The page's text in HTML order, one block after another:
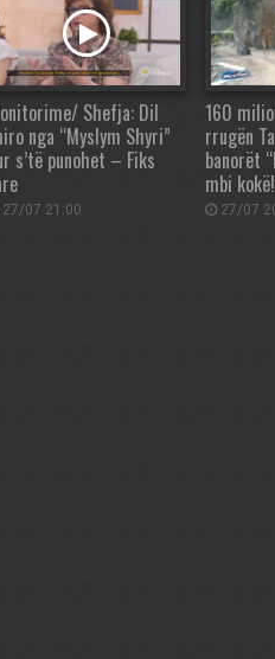
Shefja: Dil
nga “Myslym Shyri”
s’të punohet – Fiks
27/07 21:00
160
rrugën
banorët
mbi
27/07